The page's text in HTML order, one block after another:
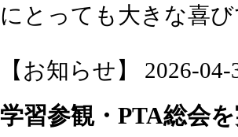
にとっても大きな喜
【お知らせ】 2026-
学習参観・PTA総会